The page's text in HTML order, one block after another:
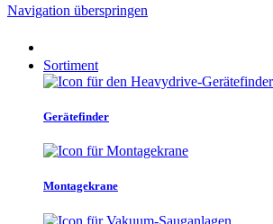
Navigation überspringen
Sortiment
Gerätefinder
Montagekrane